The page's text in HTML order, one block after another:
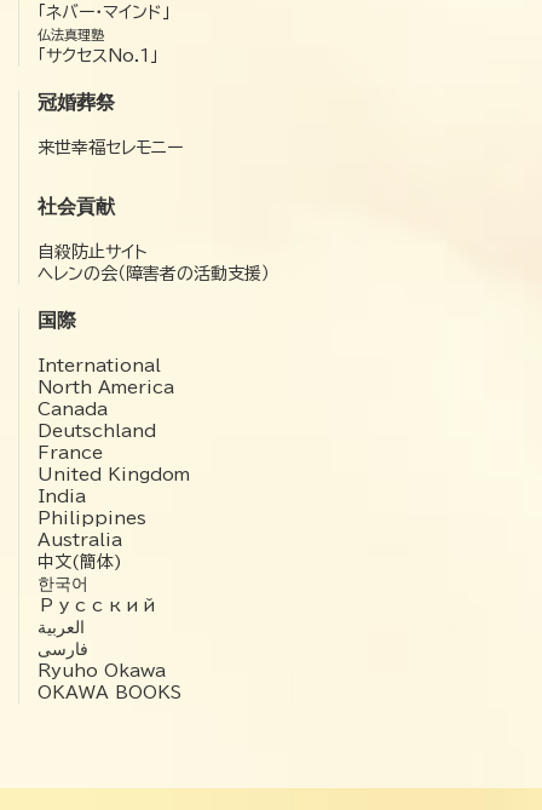
「ネバー・マインド」
仏法真理塾
「サクセスNo.1」
冠婚葬祭
来世幸福セレモニー
社会貢献
自殺防止サイト
ヘレンの会（障害者の活動支援）
国際
International
North America
Canada
Deutschland
France
United Kingdom
India
Philippines
Australia
中文(簡体)
한국어
Русский
العربية‏
فارسی
Ryuho Okawa
OKAWA BOOKS